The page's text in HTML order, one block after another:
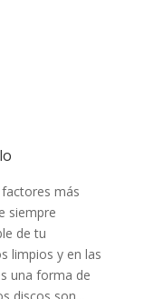
más
siempre
de tu
limpios y en las
una forma de